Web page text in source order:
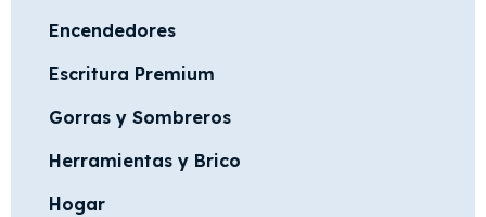
Encendedores
Escritura Premium
Gorras y Sombreros
Herramientas y Brico
Hogar